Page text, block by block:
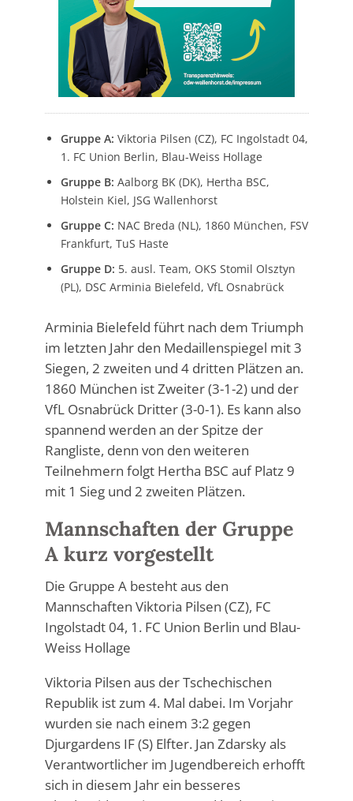
Gruppe A: Viktoria Pilsen (CZ), FC Ingolstadt 04,
1. FC Union Berlin, Blau-Weiss Hollage
Gruppe B: Aalborg BK (DK), Hertha BSC,
Holstein Kiel, JSG Wallenhorst
Gruppe C: NAC Breda (NL), 1860 München, FSV
Frankfurt, TuS Haste
Gruppe D: 5. ausl. Team, OKS Stomil Olsztyn
(PL), DSC Arminia Bielefeld, VfL Osnabrück
Arminia Bielefeld führt nach dem Triumph
im letzten Jahr den Medaillenspiegel mit 3
Siegen, 2 zweiten und 4 dritten Plätzen an.
1860 München ist Zweiter (3-1-2) und der
VfL Osnabrück Dritter (3-0-1). Es kann also
spannend werden an der Spitze der
Rangliste, denn von den weiteren
Teilnehmern folgt Hertha BSC auf Platz 9
mit 1 Sieg und 2 zweiten Plätzen.
Mannschaften der Gruppe
A kurz vorgestellt
Die Gruppe A besteht aus den
Mannschaften Viktoria Pilsen (CZ), FC
Ingolstadt 04, 1. FC Union Berlin und Blau-
Weiss Hollage
Viktoria Pilsen aus der Tschechischen
Republik ist zum 4. Mal dabei. Im Vorjahr
wurden sie nach einem 3:2 gegen
Djurgardens IF (S) Elfter. Jan Zdarsky als
Verantwortlicher im Jugendbereich erhofft
sich in diesem Jahr ein besseres